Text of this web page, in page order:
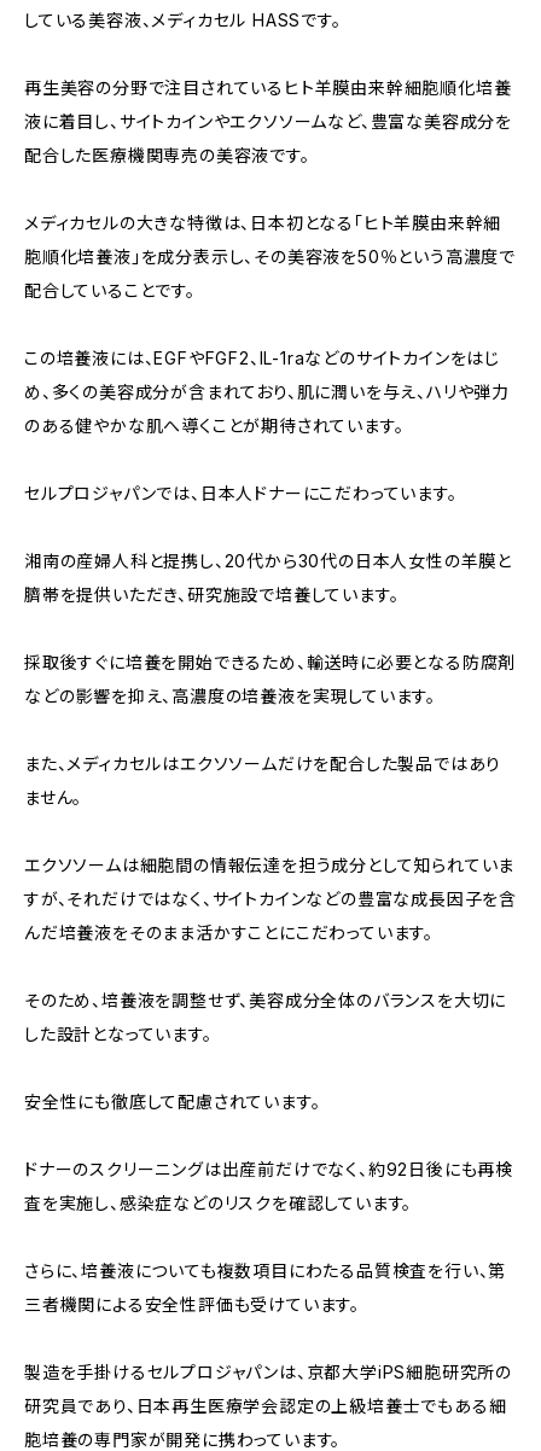
している美容液、メディカセル HASSです。
再生美容の分野で注目されているヒト羊膜由来幹細胞順化培養
液に着目し、サイトカインやエクソソームなど、豊富な美容成分を
配合した医療機関専売の美容液です。
メディカセルの大きな特徴は、日本初となる「ヒト羊膜由来幹細
胞順化培養液」を成分表示し、その美容液を50％という高濃度で
配合していることです。
この培養液には、EGFやFGF2、IL-1raなどのサイトカインをはじ
め、多くの美容成分が含まれており、肌に潤いを与え、ハリや弾力
のある健やかな肌へ導くことが期待されています。
セルプロジャパンでは、日本人ドナーにこだわっています。
湘南の産婦人科と提携し、20代から30代の日本人女性の羊膜と
臍帯を提供いただき、研究施設で培養しています。
採取後すぐに培養を開始できるため、輸送時に必要となる防腐剤
などの影響を抑え、高濃度の培養液を実現しています。
また、メディカセルはエクソソームだけを配合した製品ではあり
ません。
エクソソームは細胞間の情報伝達を担う成分として知られていま
すが、それだけではなく、サイトカインなどの豊富な成長因子を含
んだ培養液をそのまま活かすことにこだわっています。
そのため、培養液を調整せず、美容成分全体のバランスを大切に
した設計となっています。
安全性にも徹底して配慮されています。
ドナーのスクリーニングは出産前だけでなく、約92日後にも再検
査を実施し、感染症などのリスクを確認しています。
さらに、培養液についても複数項目にわたる品質検査を行い、第
三者機関による安全性評価も受けています。
製造を手掛けるセルプロジャパンは、京都大学iPS細胞研究所の
研究員であり、日本再生医療学会認定の上級培養士でもある細
胞培養の専門家が開発に携わっています。